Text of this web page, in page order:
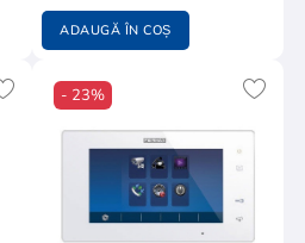
ADAUGĂ ÎN COȘ
- 23%